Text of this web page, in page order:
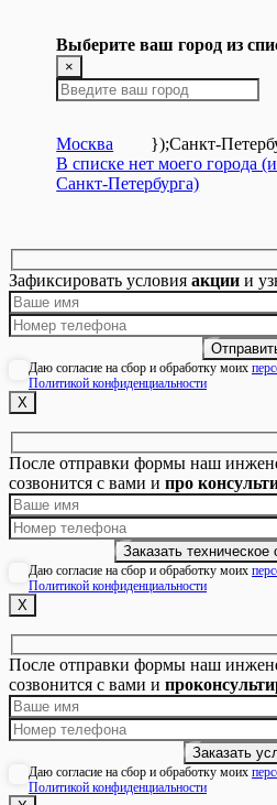
Выберите ваш город из
×
Москва });Санкт-
В списке нет моего города
Санкт-Петербурга)
Зафиксировать условия акции и
Даю согласие на сбор и обработку моих
Политикой конфиденциальности
Х
После отправки формы наш
созвонится с вами и про
Даю согласие на сбор и обработку моих
Политикой конфиденциальности
Х
После отправки формы наш
созвонится с вами и
Даю согласие на сбор и обработку моих
Политикой конфиденциальности